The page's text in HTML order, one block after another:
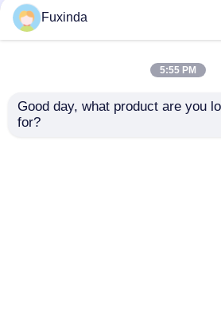
Najlepsza cena
cali
Fuxinda
5:55 PM
Good day, what product are you
for?